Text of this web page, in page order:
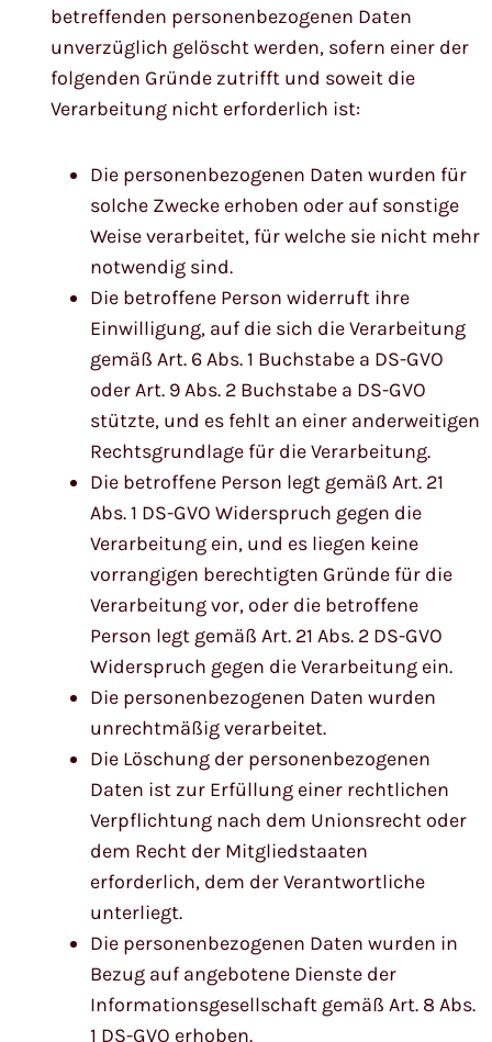
betreffenden personenbezogenen Daten
unverzüglich gelöscht werden, sofern einer der
folgenden Gründe zutrifft und soweit die
Verarbeitung nicht erforderlich ist:
Die personenbezogenen Daten wurden für
solche Zwecke erhoben oder auf sonstige
Weise verarbeitet, für welche sie nicht mehr
notwendig sind.
Die betroffene Person widerruft ihre
Einwilligung, auf die sich die Verarbeitung
gemäß Art. 6 Abs. 1 Buchstabe a DS-GVO
oder Art. 9 Abs. 2 Buchstabe a DS-GVO
stützte, und es fehlt an einer anderweitigen
Rechtsgrundlage für die Verarbeitung.
Die betroffene Person legt gemäß Art. 21
Abs. 1 DS-GVO Widerspruch gegen die
Verarbeitung ein, und es liegen keine
vorrangigen berechtigten Gründe für die
Verarbeitung vor, oder die betroffene
Person legt gemäß Art. 21 Abs. 2 DS-GVO
Widerspruch gegen die Verarbeitung ein.
Die personenbezogenen Daten wurden
unrechtmäßig verarbeitet.
Die Löschung der personenbezogenen
Daten ist zur Erfüllung einer rechtlichen
Verpflichtung nach dem Unionsrecht oder
dem Recht der Mitgliedstaaten
erforderlich, dem der Verantwortliche
unterliegt.
Die personenbezogenen Daten wurden in
Bezug auf angebotene Dienste der
Informationsgesellschaft gemäß Art. 8 Abs.
1 DS-GVO erhoben.